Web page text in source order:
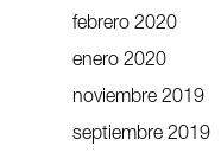
febrero 2020
enero 2020
noviembre 2019
septiembre 2019